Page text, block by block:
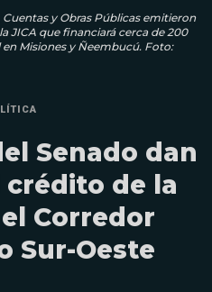
Cuentas y Obras Públicas emitieron
JICA que financiará cerca de 200
Misiones y Ñeembucú. Foto:
Senado dan
crédito de la
Corredor
Sur-Oeste